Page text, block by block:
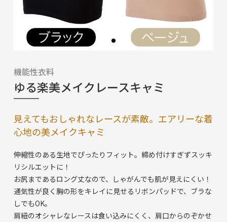
機能性衣料
ゆる楽美メイクレースキャミ
見えてもおしゃれなレースが素敵。エアリーな着
心地の美メイクキャミ
伸縮性のある生地でぴったりフィット。締め付けすぎずスッキ
リシルエットに！
お尻まであるロング丈なので、しゃがんでも肌が見えにくい！
通気性が良く胸の形をキレイに見せるリボンパッドで、ブラな
しでもOK。
肩紐のオシャレなレースは食い込みにくく、肩口からのぞかせ